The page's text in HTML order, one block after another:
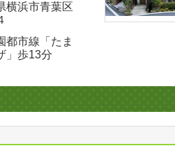
横浜市青葉区
都市線「たま
」歩13分